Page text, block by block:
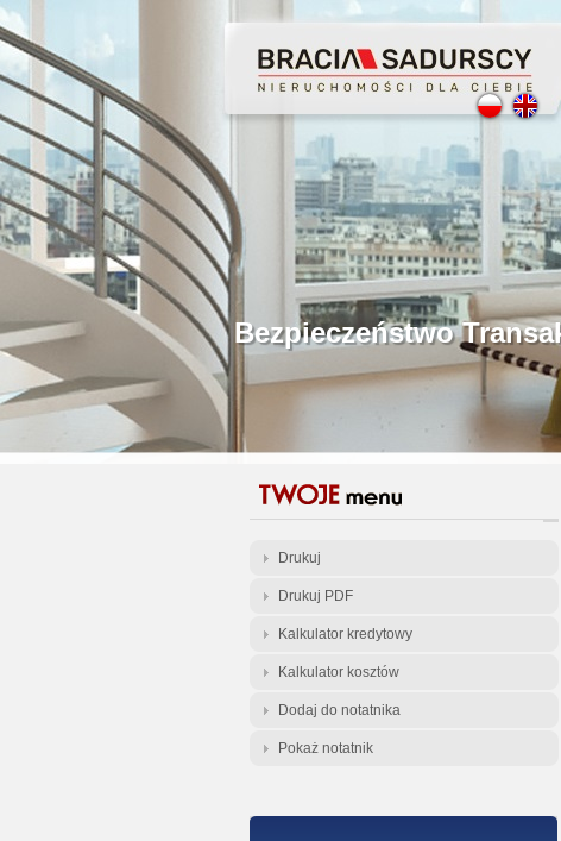
Profesjonalne
Bezpieczeństwo
Licencjonowani
Gwarancja Zwrotu
Gratis -
Drukuj
Drukuj PDF
Kalkulator kredytowy
Kalkulator kosztów
Dodaj do notatnika
Pokaż notatnik